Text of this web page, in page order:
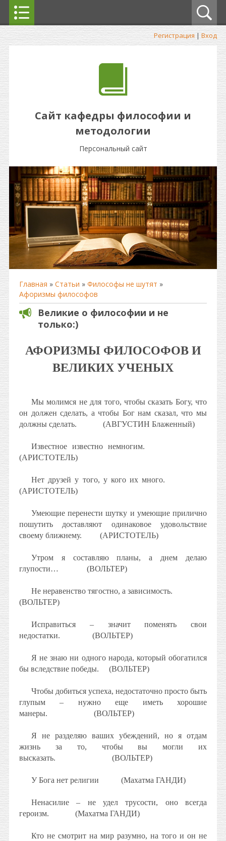
Регистрация | Вход
Сайт кафедры философии и
методологии
Персональный сайт
Главная » Статьи » Философы не шутят »
Афоризмы философов
Великие о философии и не
только:)
АФОРИЗМЫ ФИЛОСОФОВ И
ВЕЛИКИХ УЧЕНЫХ
Мы молимся не для того, чтобы сказать Богу, что
он должен сделать, а чтобы Бог нам сказал, что мы
должны сделать.
(АВГУСТИН Блаженный)
Известное известно немногим.
(АРИСТОТЕЛЬ)
Нет друзей у того, у кого их много.
(АРИСТОТЕЛЬ)
Умеющие перенести шутку и умеющие прилично
пошутить доставляют одинаковое удовольствие
своему ближнему.
(АРИСТОТЕЛЬ)
Утром я составляю планы, а днем делаю
глупости…
(ВОЛЬТЕР)
Не неравенство тягостно, а зависимость.
(ВОЛЬТЕР)
Исправиться – значит поменять свои
недостатки.
(ВОЛЬТЕР)
Я не знаю ни одного народа, который обогатился
бы вследствие победы.
(ВОЛЬТЕР)
Чтобы добиться успеха, недостаточно просто быть
глупым – нужно еще иметь хорошие
манеры.
(ВОЛЬТЕР)
Я не разделяю ваших убеждений, но я отдам
жизнь за то, чтобы вы могли их
высказать.
(ВОЛЬТЕР)
У Бога нет религии (Махатма ГАНДИ)
Ненасилие – не удел трусости, оно всегда
героизм.
(Махатма ГАНДИ)
Кто не смотрит на мир разумно, на того и он не